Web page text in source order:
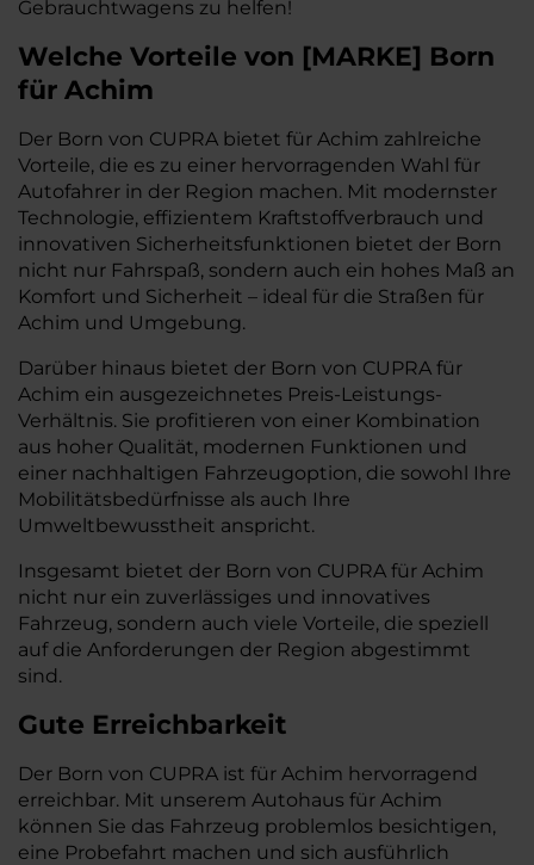
Gebrauchtwagens zu helfen!
Welche Vorteile von [MARKE] Born
für Achim
Der Born von CUPRA bietet für Achim zahlreiche
Vorteile, die es zu einer hervorragenden Wahl für
Autofahrer in der Region machen. Mit modernster
Technologie, effizientem Kraftstoffverbrauch und
innovativen Sicherheitsfunktionen bietet der Born
nicht nur Fahrspaß, sondern auch ein hohes Maß an
Komfort und Sicherheit – ideal für die Straßen für
Achim und Umgebung.
Darüber hinaus bietet der Born von CUPRA für
Achim ein ausgezeichnetes Preis-Leistungs-
Verhältnis. Sie profitieren von einer Kombination
aus hoher Qualität, modernen Funktionen und
einer nachhaltigen Fahrzeugoption, die sowohl Ihre
Mobilitätsbedürfnisse als auch Ihre
Umweltbewusstheit anspricht.
Insgesamt bietet der Born von CUPRA für Achim
nicht nur ein zuverlässiges und innovatives
Fahrzeug, sondern auch viele Vorteile, die speziell
auf die Anforderungen der Region abgestimmt
sind.
Gute Erreichbarkeit
Der Born von CUPRA ist für Achim hervorragend
erreichbar. Mit unserem Autohaus für Achim
können Sie das Fahrzeug problemlos besichtigen,
eine Probefahrt machen und sich ausführlich